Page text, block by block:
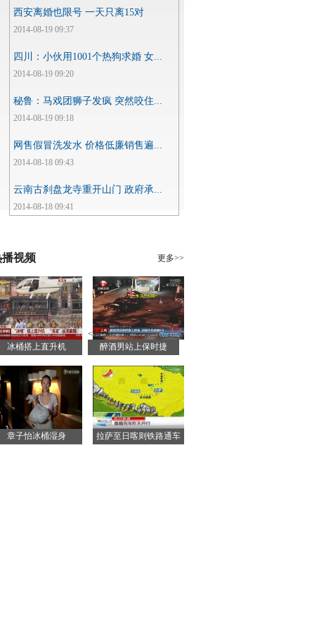
西安离婚也限号 一天只离15对
2014-08-19 09:37
四川：小伙用1001个热狗求婚 女...
2014-08-19 09:20
秘鲁：马戏团狮子发疯 突然咬住...
2014-08-19 09:18
网售假冒洗发水 价格低廉销售遍...
2014-08-18 09:43
云南古刹盘龙寺重开山门 政府承...
2014-08-18 09:41
播视频 更多>>
冰桶搭上直升机
<
醉酒男站上保时捷
章子怡冰桶湿身 拉萨至日喀则铁路通车